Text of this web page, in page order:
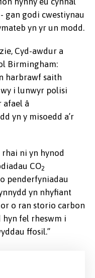
gan godi cwestiynau
yn yr un modd.
Cyd-awdur a
Birmingham:
harbrawf saith
i lunwyr polisi
afael â
yn y misoedd a’r
rhai ni yn hynod
CO2
penderfyniadau
yn nhyfiant
o ran storio carbon
hyn fel rheswm i
ffosil.”